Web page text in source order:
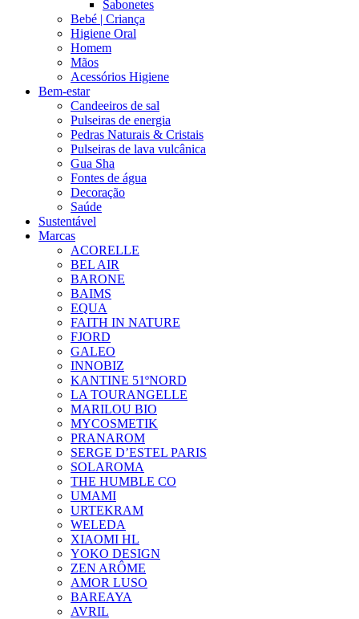
Sabonetes
Bebé | Criança
Higiene Oral
Homem
Mãos
Acessórios Higiene
Bem-estar
Candeeiros de sal
Pulseiras de energia
Pedras Naturais & Cristais
Pulseiras de lava vulcânica
Gua Sha
Fontes de água
Decoração
Saúde
Sustentável
Marcas
ACORELLE
BEL AIR
BARONE
BAIMS
EQUA
FAITH IN NATURE
FJORD
GALEO
INNOBIZ
KANTINE 51ºNORD
LA TOURANGELLE
MARILOU BIO
MYCOSMETIK
PRANAROM
SERGE D’ESTEL PARIS
SOLAROMA
THE HUMBLE CO
UMAMI
URTEKRAM
WELEDA
XIAOMI HL
YOKO DESIGN
ZEN ARÔME
AMOR LUSO
BAREAYA
AVRIL